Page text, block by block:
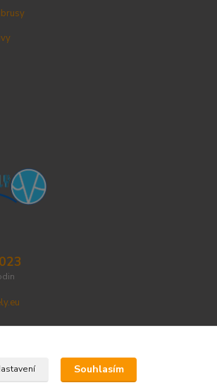
Upravit sběr cookies.
Souhlasím